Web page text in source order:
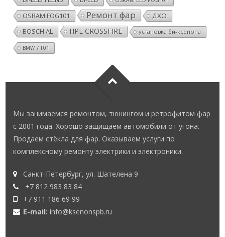
OSRAM FOG101 Ремонт фар
ДХО
BOSCH AL
HPL CROSSFIRE установка би-ксенона
BMW 7 F01
Мы занимаемся ремонтом, тюнингом и ретрофитом фар
с 2001 года. Хорошо защищаем автомобили от угона.
Продаем стёкла для фар. Оказываем услуги по
комплексному ремонту электрики и электроники.
Санкт-Петербург, ул. Шателена 9
+7 812 983 83 84
+7 911 186 69 99
E-mail:info@ksenonspb.ru